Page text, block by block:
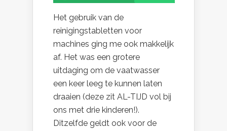
Het gebruik van de
reinigingstabletten voor
machines ging me ook makkelijk
af. Het was een grotere
uitdaging om de vaatwasser
een keer leeg te kunnen laten
draaien (deze zit AL-TIJD vol bij
ons met drie kinderen!).
Ditzelfde geldt ook voor de